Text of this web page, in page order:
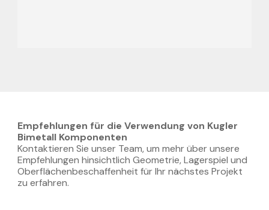
Empfehlungen für die Verwendung von Kugler
Bimetall Komponenten
Kontaktieren Sie unser Team, um mehr über unsere
Empfehlungen hinsichtlich Geometrie, Lagerspiel und
Oberflächenbeschaffenheit für Ihr nächstes Projekt
zu erfahren.